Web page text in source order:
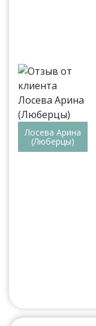
Лосева Арина
(Люберцы)